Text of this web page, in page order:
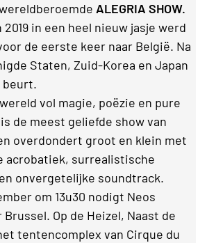
ALEGRIA SHOW.
2019 in een heel nieuw jasje werd
de eerste keer naar België. Na
Staten, Zuid-Korea en Japan
beurt.
vol magie, poëzie en pure
de meest geliefde show van
overdondert groot en klein met
acrobatiek, surrealistische
onvergetelijke soundtrack.
om 13u30 nodigt Neos
Op de Heizel, Naast de
tentencomplex van Cirque du